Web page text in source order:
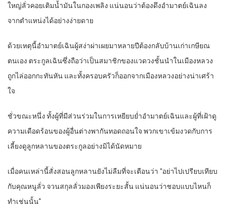
ใหญ่ลั่วคอยเติมน้ำมันในกองเพลิง แน่นอนว่าต้องดึงอำมาตย์เฉินลง
จากตำแหน่งได้อย่างง่ายดาย
ด้วยเหตุนี้อำมาตย์เฉินผู้สง่าผ่าเผยมาหลายปีต้องกลับบ้านเก่าเกษียณ
ตนเอง ตระกูลเฉินซึ่งถือว่าเป็นสมาชิกของแวดวงชั้นนำในเมืองหลวง
ถูกไล่ออกกะทันหัน และทั้งครอบครัวก็ออกจากเมืองหลวงอย่างน่าเศร้า
ใจ
ชั่วขณะหนึ่ง ทั้งผู้ที่มีส่วนร่วมในการเหยียบย่ำอำมาตย์เฉินและผู้ที่เฝ้าดู
ความเดือดร้อนของผู้อื่นต่างพากันทอดถอนใจ พวกเขาเข้มงวดกับการ
เลี้ยงดูลูกหลานของตระกูลอย่างมิได้นัดหมาย
เมื่อคนเหล่านี้สั่งสอนลูกหลานยังไม่ลืมที่จะเตือนว่า “อย่าไปเปรียบเทียบ
กับคุณหนูลั่ว จวนสกุลลั่วมองเพียงระยะสั้น แน่นอนว่าชอบแบบไหนก็
ทำเช่นนั้น”